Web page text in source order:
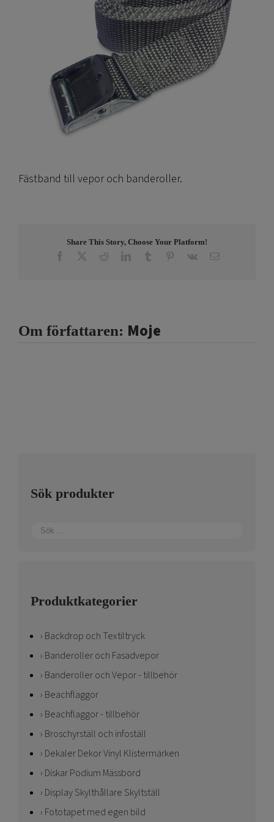
Fästband till vepor och banderoller.
Share This Story, Choose Your Platform!
Facebook RedditLinkedInTumblr Pinterest
Vk E-
Om författaren: Moje
Sök produkter
Produktkategorier
Backdrop och Textiltryck
Banderoller och Fasadvepor
Banderoller och Vepor - tillbehör
Beachflaggor
Beachflaggor - tillbehör
Broschyrställ och infoställ
Dekaler Dekor Vinyl Klistermärken
Diskar Podium Mässbord
Display Skylthållare Skyltställ
Fototapet med egen bild